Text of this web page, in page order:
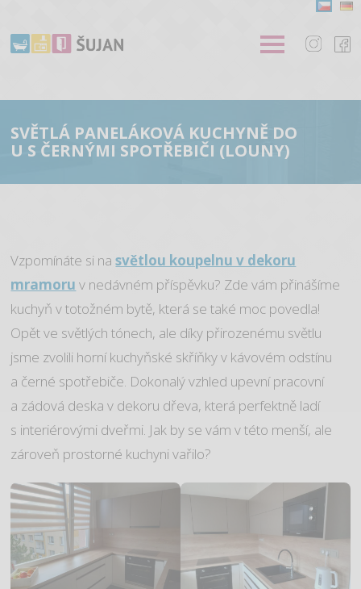
SVĚTLÁ PANELÁKOVÁ KUCHYNĚ DO
U S ČERNÝMI SPOTŘEBIČI (LOUNY)
Vzpomínáte si nasvětlou koupelnu v dekoru
mramoru v nedávném příspěvku? Zde vám přinášíme
kuchyň v totožném bytě, která se také moc povedla!
Opět ve světlých tónech, ale díky přirozenému světlu
jsme zvolili horní kuchyňské skříňky v kávovém odstínu
a černé spotřebiče. Dokonalý vzhled upevní pracovní
a zádová deska v dekoru dřeva, která perfektně ladí
s interiérovými dveřmi. Jak by se vám v této menší, ale
zároveň prostorné kuchyni vařilo?